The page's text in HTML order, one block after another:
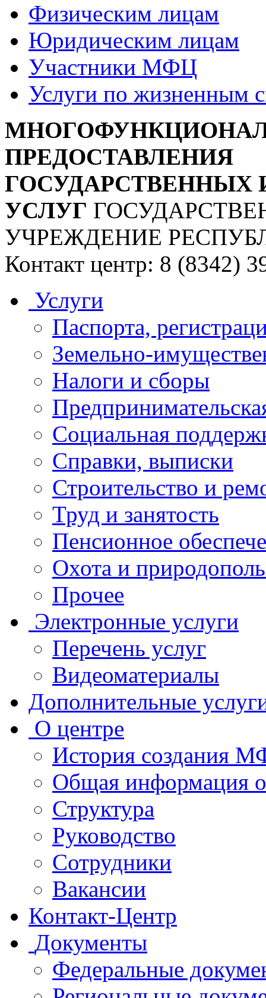
Физическим лицам
Юридическим лицам
Участники МФЦ
Услуги по жизненным
ПРЕДОСТАВЛЕНИЯ
УСЛУГ
УЧРЕЖДЕНИЕ
Контакт центр: 8 (8342)
Услуги
Паспорта,
Земельно-
Налоги и сборы
Социальная
Справки, выписки
Строительство и
Труд и занятость
Пенсионное
Охота и
Прочее
Электронные услуги
Перечень услуг
Видеоматериалы
Дополнительные
О центре
История создания
Общая
Структура
Руководство
Сотрудники
Вакансии
Контакт-Центр
Документы
Федеральные